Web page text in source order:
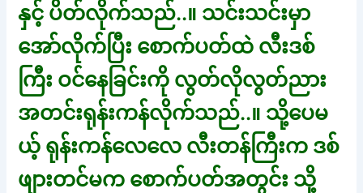
နှင့် ပိတ်လိုက်သည်..။ သင်းသင်းမှာ
အော်လိုက်ပြီး စောက်ပတ်ထဲ လီးဒစ်
ကြီး ဝင်နေခြင်းကို လွတ်လိုလွတ်ညား
အတင်းရုန်းကန်လိုက်သည်..။ သို့ပေမ
ယ့် ရုန်းကန်လေလေ လီးတန်ကြီးက ဒစ်
ဖျားတင်မက စောက်ပတ်အတွင်း သို့